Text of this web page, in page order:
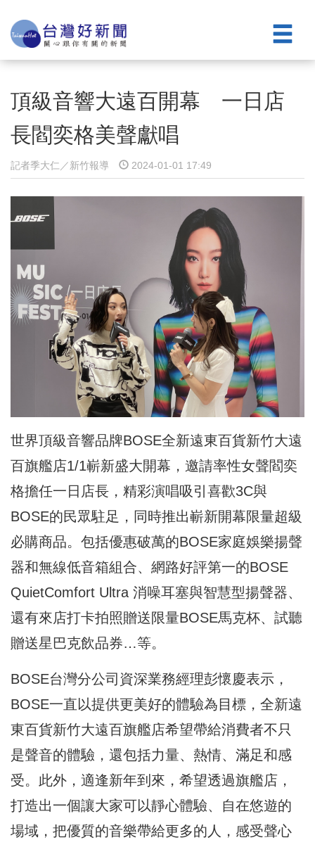
頂級音響大遠百開幕 一日店
長閻奕格美聲獻唱
記者季大仁／新竹報導 2024-01-01 17:49
世界頂級音響品牌BOSE全新遠東百貨新竹大遠
百旗艦店1/1嶄新盛大開幕，邀請率性女聲閻奕
格擔任一日店長，精彩演唱吸引喜歡3C與
BOSE的民眾駐足，同時推出嶄新開幕限量超級
必購商品。包括優惠破萬的BOSE家庭娛樂揚聲
器和無線低音箱組合、網路好評第一的BOSE
QuietComfort Ultra 消噪耳塞與智慧型揚聲器、
還有來店打卡拍照贈送限量BOSE馬克杯、試聽
贈送星巴克飲品券…等。
BOSE台灣分公司資深業務經理彭懷慶表示，
BOSE一直以提供更美好的體驗為目標，全新遠
東百貨新竹大遠百旗艦店希望帶給消費者不只
是聲音的體驗，還包括力量、熱情、滿足和感
受。此外，適逢新年到來，希望透過旗艦店，
打造出一個讓大家可以靜心體驗、自在悠遊的
場域，把優質的音樂帶給更多的人，感受聲心